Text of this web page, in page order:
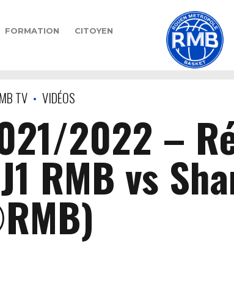
FORMATION CITOYEN
TV VIDÉOS
2022 –
RMB vs